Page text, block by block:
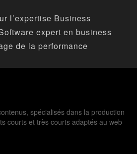
l’expertise Business
expert en business
de la performance
spécialisés dans la production
courts et très courts adaptés au web